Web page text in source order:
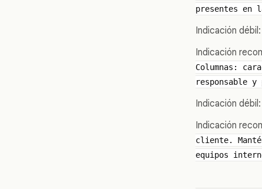
presentes en
Indicación débil:
Indicación
Columnas:
responsable
Indicación débil:
Indicación
cliente.
equipos